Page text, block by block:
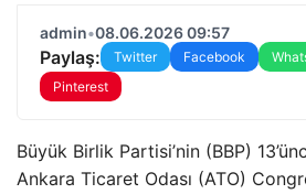
admin•08.06.2026 09:57
Paylaş: Twitter Facebook
Pinterest
Büyük Birlik Partisi’nin (BBP)
Ankara Ticaret Odası (ATO)